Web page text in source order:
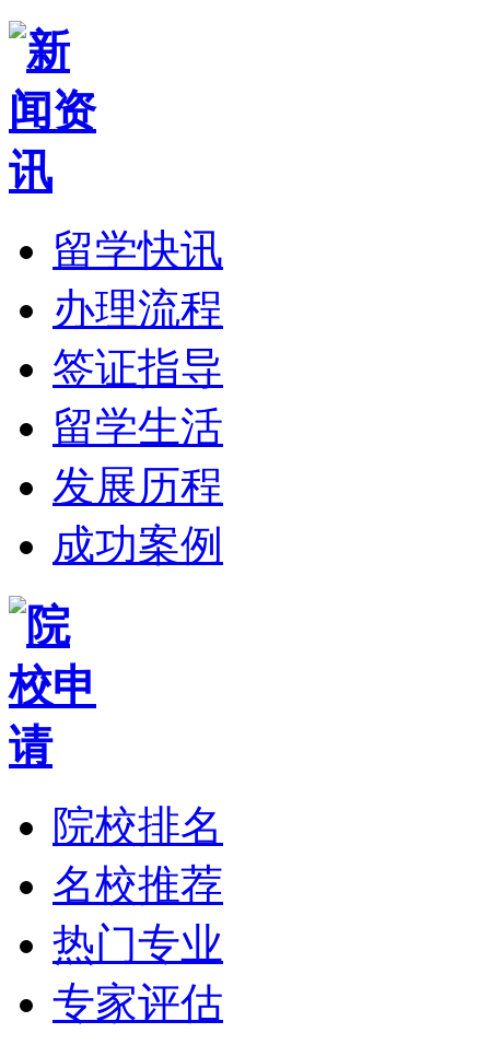
留学快讯
办理流程
签证指导
留学生活
发展历程
成功案例
院校排名
名校推荐
热门专业
专家评估